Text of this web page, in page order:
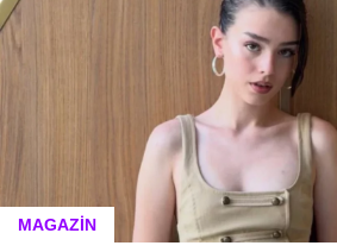
MAGAZİN